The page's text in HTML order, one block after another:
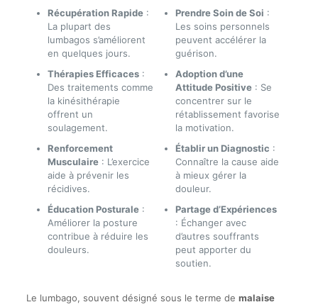
Récupération Rapide:
La plupart des
lumbagos s’améliorent
en quelques jours.
Thérapies Efficaces:
Des traitements comme
la kinésithérapie
offrent un
soulagement.
Renforcement
Musculaire: L’exercice
aide à prévenir les
récidives.
Éducation Posturale:
Améliorer la posture
contribue à réduire les
douleurs.
Prendre Soin de Soi :
Les soins personnels
peuvent accélérer la
guérison.
Adoption d’une
Attitude Positive: Se
concentrer sur le
rétablissement favorise
la motivation.
Établir un Diagnostic :
Connaître la cause aide
à mieux gérer la
douleur.
Partage d’Expériences
: Échanger avec
d’autres souffrants
peut apporter du
soutien.
Le lumbago, souvent désigné sous le terme de malaise